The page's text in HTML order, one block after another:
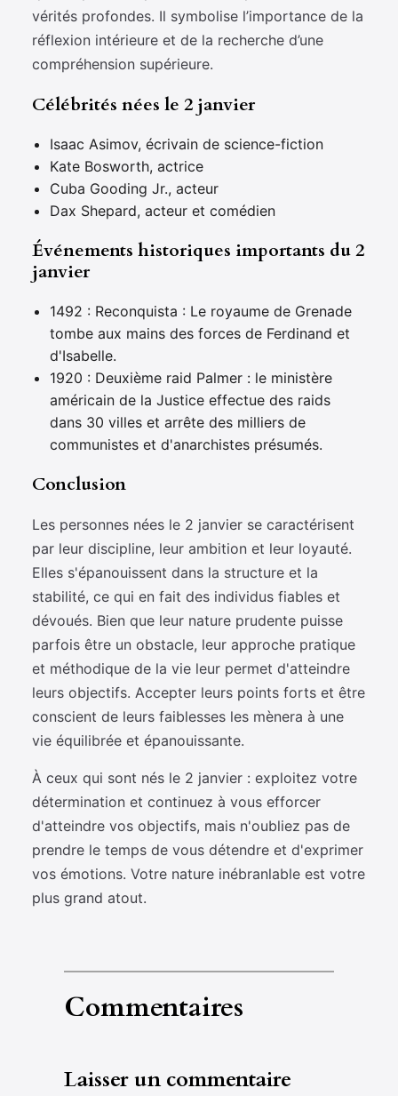
vérités profondes. Il symbolise l’importance de la
réflexion intérieure et de la recherche d’une
compréhension supérieure.
Célébrités nées le 2 janvier
Isaac Asimov, écrivain de science-fiction
Kate Bosworth, actrice
Cuba Gooding Jr., acteur
Dax Shepard, acteur et comédien
Événements historiques importants du 2
janvier
1492 : Reconquista : Le royaume de Grenade
tombe aux mains des forces de Ferdinand et
d'Isabelle.
1920 : Deuxième raid Palmer : le ministère
américain de la Justice effectue des raids
dans 30 villes et arrête des milliers de
communistes et d'anarchistes présumés.
Conclusion
Les personnes nées le 2 janvier se caractérisent
par leur discipline, leur ambition et leur loyauté.
Elles s'épanouissent dans la structure et la
stabilité, ce qui en fait des individus fiables et
dévoués. Bien que leur nature prudente puisse
parfois être un obstacle, leur approche pratique
et méthodique de la vie leur permet d'atteindre
leurs objectifs. Accepter leurs points forts et être
conscient de leurs faiblesses les mènera à une
vie équilibrée et épanouissante.
À ceux qui sont nés le 2 janvier : exploitez votre
détermination et continuez à vous efforcer
d'atteindre vos objectifs, mais n'oubliez pas de
prendre le temps de vous détendre et d'exprimer
vos émotions. Votre nature inébranlable est votre
plus grand atout.
Commentaires
Laisser un commentaire